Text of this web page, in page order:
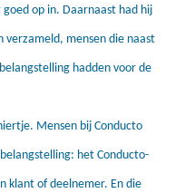
op in. Daarnaast had hij
verzameld, mensen die naast
hadden voor de
Mensen bij Conducto
het Conducto-
klant of deelnemer. En die